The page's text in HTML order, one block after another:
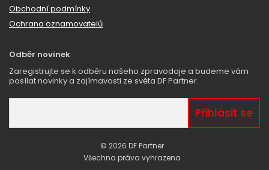
© 2026 DF Partner
Všechna práva vyhrazena
Obchodní podmínky
Ochrana oznamovatelů
Odběr novinek
Zaregistrujte se k odběru našeho zpravodaje a budeme vám
posílat novinky a zajímavosti ze světa DF Partner.